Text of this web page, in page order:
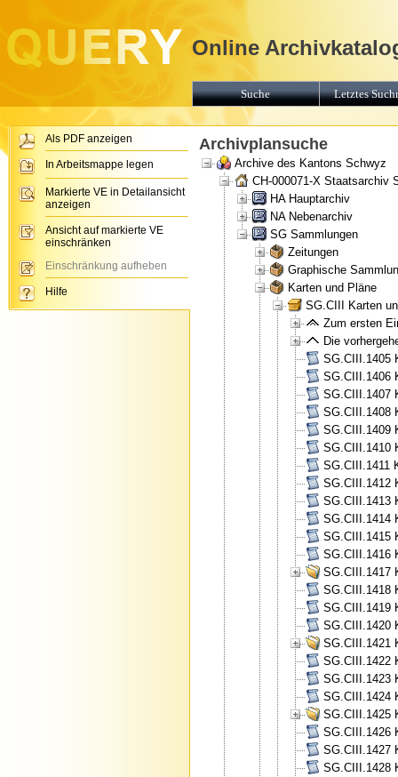
Archivplansuche
Archive des Kantons Schwyz
CH-000071-X Staatsarchiv
HA Hauptarchiv
NA Nebenarchiv
SG Sammlungen
Zeitungen
Graphische
Karten und Pläne
SG.CIII Karten
Zum ersten
Die
SG.CIII.1405
SG.CIII.1406
SG.CIII.1407
SG.CIII.1408
SG.CIII.1409
SG.CIII.1410
SG.CIII.1411
SG.CIII.1412
SG.CIII.1413
SG.CIII.1414
SG.CIII.1415
SG.CIII.1416
SG.CIII.1417
SG.CIII.1418
SG.CIII.1419
SG.CIII.1420
SG.CIII.1421
SG.CIII.1422
SG.CIII.1423
SG.CIII.1424
SG.CIII.1425
SG.CIII.1426
SG.CIII.1427
SG.CIII.1428
Online
Suche Letztes
Als PDF anzeigen
In Arbeitsmappe legen
Markierte VE in Detailansicht
anzeigen
Ansicht auf markierte VE
einschränken
Einschränkung aufheben
Hilfe